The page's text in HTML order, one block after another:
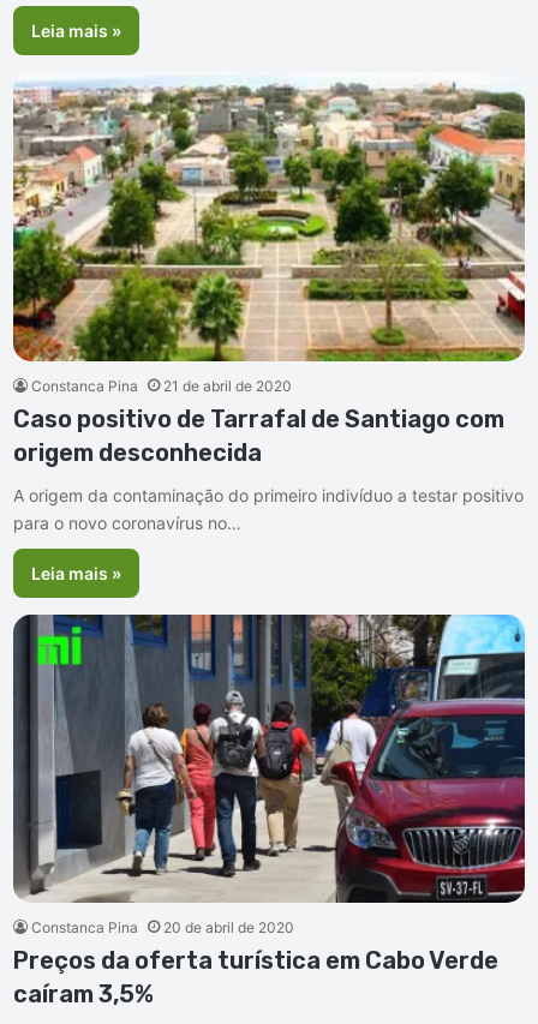
Leia mais »
Constanca Pina 21 de abril de 2020
Caso positivo de Tarrafal de Santiago com
origem desconhecida
A origem da contaminação do primeiro indivíduo a testar positivo
para o novo coronavírus no…
Leia mais »
Constanca Pina 20 de abril de 2020
Preços da oferta turística em Cabo Verde
caíram 3,5%